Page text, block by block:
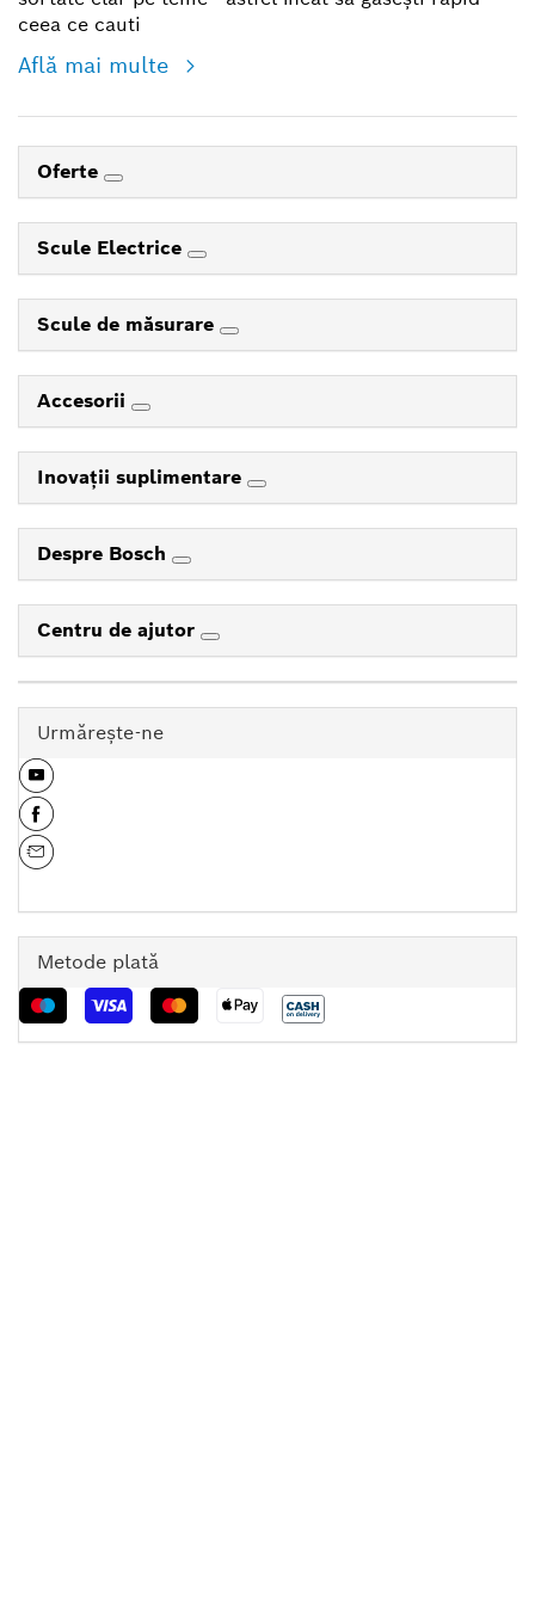
ceea ce cauti
Află mai multe
Oferte
Scule Electrice
Scule de măsurare
Accesorii
Inovaţii suplimentare
Despre Bosch
Centru de ajutor
Urmăreşte-ne
Metode plată